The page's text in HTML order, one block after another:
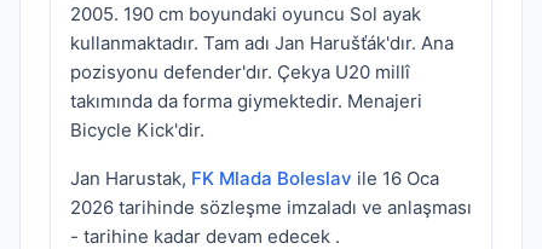
2005. 190 cm boyundaki oyuncu Sol ayak
kullanmaktadır. Tam adı Jan Harušťák'dır. Ana
pozisyonu defender'dır. Çekya U20 millî
takımında da forma giymektedir. Menajeri
Bicycle Kick'dir.
Jan Harustak, FK Mlada Boleslav ile 16 Oca
2026 tarihinde sözleşme imzaladı ve anlaşması
- tarihine kadar devam edecek .